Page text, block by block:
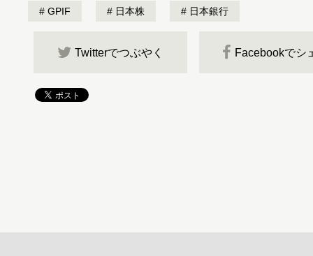
GPIF 日本株 日本銀行
Twitterでつぶやく Facebookでシ